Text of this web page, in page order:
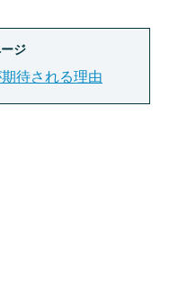
ジ
待される理由